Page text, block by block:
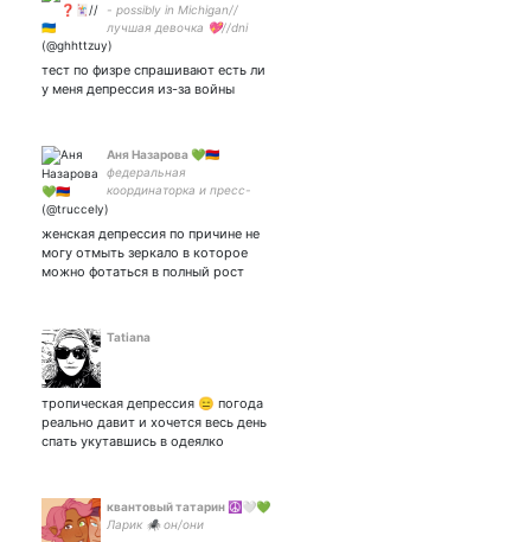
- possibly in Michigan//
лучшая девочка 💖//dni
терф и РАДФЕМ// интерсек
тест по физре спрашивают есть ли
у меня депрессия из-за войны
Аня Назарова 💚🇦🇲
федеральная
координаторка и пресс-
секретариня
женская депрессия по причине не
могу отмыть зеркало в которое
можно фотаться в полный рост
Tatiana
тропическая депрессия 😑 погода
реально давит и хочется весь день
спать укутавшись в одеялко
квантовый татарин ☮🤍💚
Ларик 🕷️ он/они